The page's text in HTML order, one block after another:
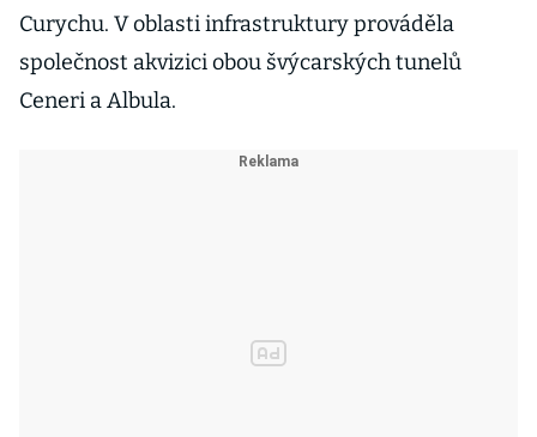
Curychu. V oblasti infrastruktury prováděla
společnost akvizici obou švýcarských tunelů
Ceneri a Albula.